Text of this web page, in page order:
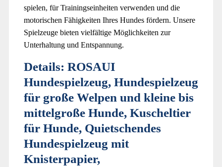
spielen, für Trainingseinheiten verwenden und die
motorischen Fähigkeiten Ihres Hundes fördern. Unsere
Spielzeuge bieten vielfältige Möglichkeiten zur
Unterhaltung und Entspannung.
Details: ROSAUI
Hundespielzeug, Hundespielzeug
für große Welpen und kleine bis
mittelgroße Hunde, Kuscheltier
für Hunde, Quietschendes
Hundespielzeug mit
Knisterpapier,